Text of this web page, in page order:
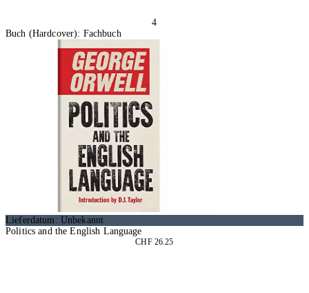
4
Buch (Hardcover): Fachbuch
Lieferdatum: Unbekannt
Politics and the English Language
CHF 26.25